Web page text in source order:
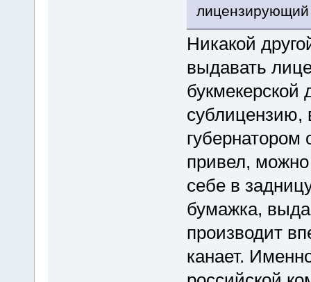
лицензирующий
Никакой
выдавать
букмекерской
привел, можно
себе в
бумажка,
производит
канает.